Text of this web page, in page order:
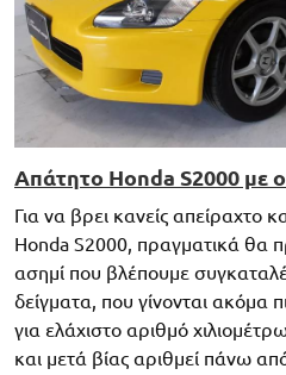
Απάτητο Honda S2000 με
Για να βρει κανείς απείραχτο
Honda S2000, πραγματικά θα
ασημί που βλέπουμε
δείγματα, που γίνονται ακόμα
για ελάχιστο αριθμό
και μετά βίας αριθμεί πάνω